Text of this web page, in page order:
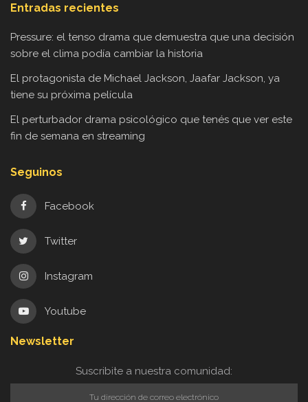
Entradas recientes
Pressure: el tenso drama que demuestra que una decisión
sobre el clima podía cambiar la historia
El protagonista de Michael Jackson, Jaafar Jackson, ya
tiene su próxima película
El perturbador drama psicológico que tenés que ver este
fin de semana en streaming
Seguinos
Facebook
Twitter
Instagram
Youtube
Newsletter
Suscribite a nuestra comunidad: